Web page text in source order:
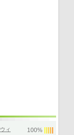
ウィ
100%